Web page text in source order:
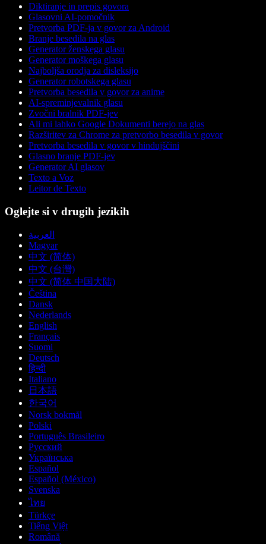
Diktiranje in prepis govora
Glasovni AI-pomočnik
Pretvorba PDF-ja v govor za Android
Branje besedila na glas
Generator ženskega glasu
Generator moškega glasu
Najboljša orodja za disleksijo
Generator robotskega glasu
Pretvorba besedila v govor za anime
AI-spreminjevalnik glasu
Zvočni bralnik PDF-jev
Ali mi lahko Google Dokumenti berejo na glas
Razširitev za Chrome za pretvorbo besedila v govor
Pretvorba besedila v govor v hindujščini
Glasno branje PDF-jev
Generator AI glasov
Texto a Voz
Leitor de Texto
Oglejte si v drugih jezikih
العربية
Magyar
中文 (简体)
中文 (台灣)
中文 (简体 中国大陆)
Čeština
Dansk
Nederlands
English
Français
Suomi
Deutsch
हिन्दी
Italiano
日本語
한국어
Norsk bokmål
Polski
Português Brasileiro
Русский
Українська
Español
Español (México)
Svenska
ไทย
Türkçe
Tiếng Việt
Română